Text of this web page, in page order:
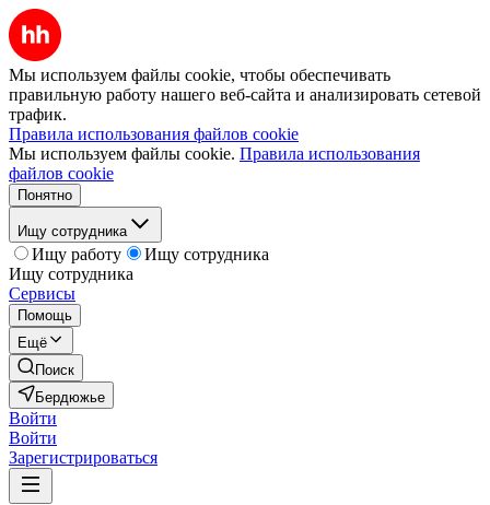
Мы используем файлы cookie, чтобы обеспечивать
правильную работу нашего веб-сайта и анализировать сетевой
трафик.
Правила использования файлов cookie
Мы используем файлы cookie. Правила использования
файлов cookie
Понятно
Ищу сотрудника
Ищу работу
Ищу сотрудника
Ищу сотрудника
Сервисы
Помощь
Ещё
Поиск
Бердюжье
Войти
Войти
Зарегистрироваться